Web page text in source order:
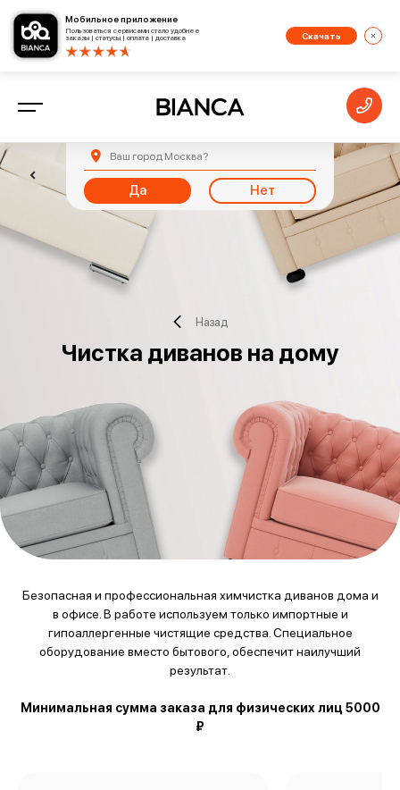
Мобильное приложение
Пользоваться сервисами стало удобнее
заказы | статусы | оплата | доставка
Скачать
Ваш город Москва?
Да Нет
Назад
Чистка диванов на дому
Безопасная и профессиональная химчистка диванов дома и
в офисе. В работе используем только импортные и
гипоаллергенные чистящие средства. Специальное
оборудование вместо бытового, обеспечит наилучший
результат.
Минимальная сумма заказа для физических лиц 5000
₽